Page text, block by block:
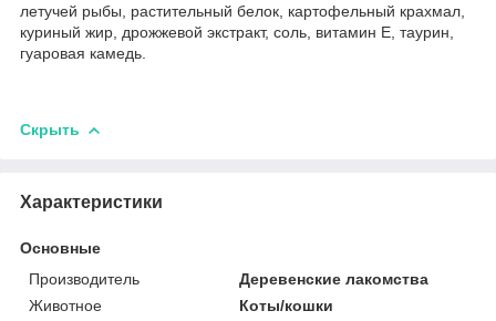
летучей рыбы, растительный белок, картофельный крахмал,
куриный жир, дрожжевой экстракт, соль, витамин Е, таурин,
гуаровая камедь.
Скрыть
Характеристики
Основные
Производитель
Деревенские лакомства
Животное
Коты/кошки